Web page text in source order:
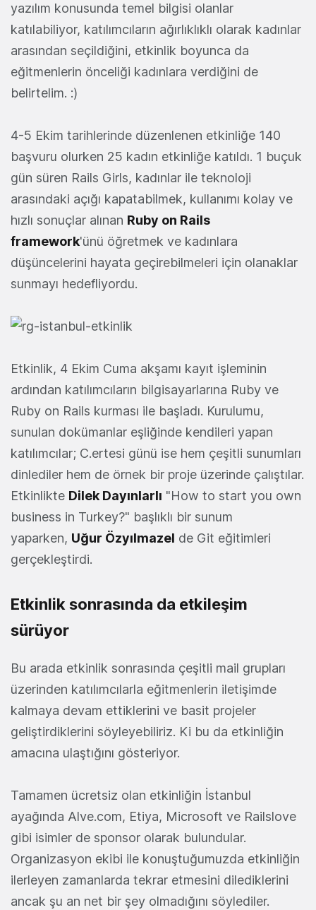
yazılım konusunda temel bilgisi olanlar
katılabiliyor, katılımcıların ağırlıklıklı olarak kadınlar
arasından seçildiğini, etkinlik boyunca da
eğitmenlerin önceliği kadınlara verdiğini de
belirtelim. :)
4-5 Ekim tarihlerinde düzenlenen etkinliğe 140
başvuru olurken 25 kadın etkinliğe katıldı. 1 buçuk
gün süren Rails Girls, kadınlar ile teknoloji
arasındaki açığı kapatabilmek, kullanımı kolay ve
hızlı sonuçlar alınan Ruby on Rails
framework'ünü öğretmek ve kadınlara
düşüncelerini hayata geçirebilmeleri için olanaklar
sunmayı hedefliyordu.
Etkinlik, 4 Ekim Cuma akşamı kayıt işleminin
ardından katılımcıların bilgisayarlarına Ruby ve
Ruby on Rails kurması ile başladı. Kurulumu,
sunulan dokümanlar eşliğinde kendileri yapan
katılımcılar; C.ertesi günü ise hem çeşitli sunumları
dinlediler hem de örnek bir proje üzerinde çalıştılar.
Etkinlikte Dilek Dayınlarlı "How to start you own
business in Turkey?" başlıklı bir sunum
yaparken, Uğur Özyılmazel de Git eğitimleri
gerçekleştirdi.
Etkinlik sonrasında da etkileşim
sürüyor
Bu arada etkinlik sonrasında çeşitli mail grupları
üzerinden katılımcılarla eğitmenlerin iletişimde
kalmaya devam ettiklerini ve basit projeler
geliştirdiklerini söyleyebiliriz. Ki bu da etkinliğin
amacına ulaştığını gösteriyor.
Tamamen ücretsiz olan etkinliğin İstanbul
ayağında Alve.com, Etiya, Microsoft ve Railslove
gibi isimler de sponsor olarak bulundular.
Organizasyon ekibi ile konuştuğumuzda etkinliğin
ilerleyen zamanlarda tekrar etmesini dilediklerini
ancak şu an net bir şey olmadığını söylediler.